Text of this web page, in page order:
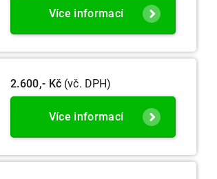
Více informací
2.600,- Kč (vč. DPH)
Více informací